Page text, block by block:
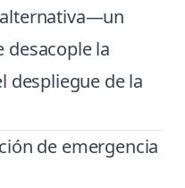
alternativa—un
desacople la
despliegue de la
de emergencia